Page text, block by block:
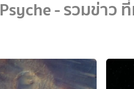
Psyche - รวมข่าว